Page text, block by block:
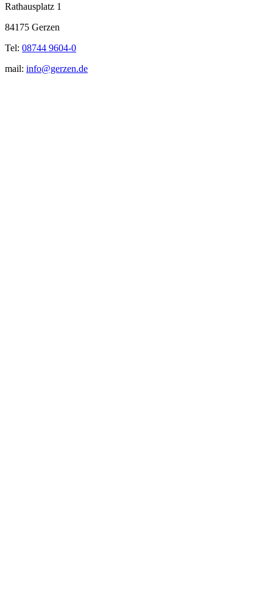
Rathausplatz 1
84175 Gerzen
Tel: 08744 9604-0
mail: info@gerzen.de